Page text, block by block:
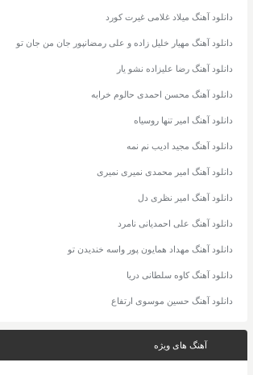
دانلود آهنگ میلاد غلامی غیرت کورد
دانلود آهنگ مهیار خلیل زاده و علی رمضانپور جان من جان تو
دانلود آهنگ رضا علیزاده نشو یار
دانلود آهنگ محسن احمدی حالوم خرابه
دانلود آهنگ امیر تنها روسیاه
دانلود آهنگ مجید ادیب نم نمه
دانلود آهنگ امیر محمدی نمیری نمیری
دانلود آهنگ امیر نظری دل
دانلود آهنگ علی احمدیانی نامرد
دانلود آهنگ مهداد همایون پور واسه خندیدن تو
دانلود آهنگ کاوه سلطانی دریا
دانلود آهنگ حسین موسوی ارتفاع
آهنگ های ویژه